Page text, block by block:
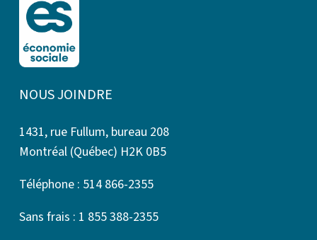
NOUS JOINDRE
1431, rue Fullum, bureau 208
Montréal (Québec) H2K 0B5
Téléphone : 514 866-2355
Sans frais : 1 855 388-2355